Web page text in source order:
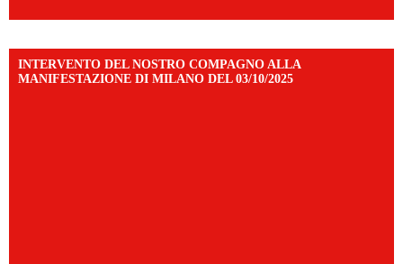
INTERVENTO DEL NOSTRO COMPAGNO ALLA
MANIFESTAZIONE DI MILANO DEL 03/10/2025